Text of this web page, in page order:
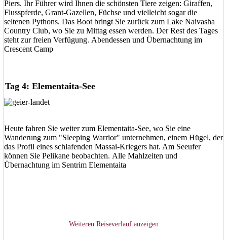
Piers. Ihr Führer wird Ihnen die schönsten Tiere zeigen: Giraffen,
Flusspferde, Grant-Gazellen, Füchse und vielleicht sogar die
seltenen Pythons. Das Boot bringt Sie zurück zum Lake Naivasha
Country Club, wo Sie zu Mittag essen werden. Der Rest des Tages
steht zur freien Verfügung. Abendessen und Übernachtung im
Crescent Camp
Tag 4: Elementaita-See
Heute fahren Sie weiter zum Elementaita-See, wo Sie eine
Wanderung zum "Sleeping Warrior" unternehmen, einem Hügel, der
das Profil eines schlafenden Massai-Kriegers hat. Am Seeufer
können Sie Pelikane beobachten. Alle Mahlzeiten und
Übernachtung im Sentrim Elementaita
Weiteren Reiseverlauf anzeigen